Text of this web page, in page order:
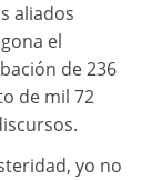
aliados
el
de 236
de mil 72
yo no